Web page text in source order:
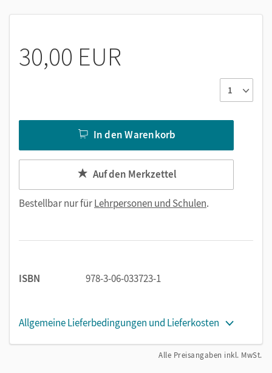
30,00 EUR
In den Warenkorb
Auf den Merkzettel
Bestellbar nur fürLehrpersonen und Schulen.
ISBN 978-3-06-033723-1
Allgemeine Lieferbedingungen und Lieferkosten
Alle Preisangaben inkl. MwSt.